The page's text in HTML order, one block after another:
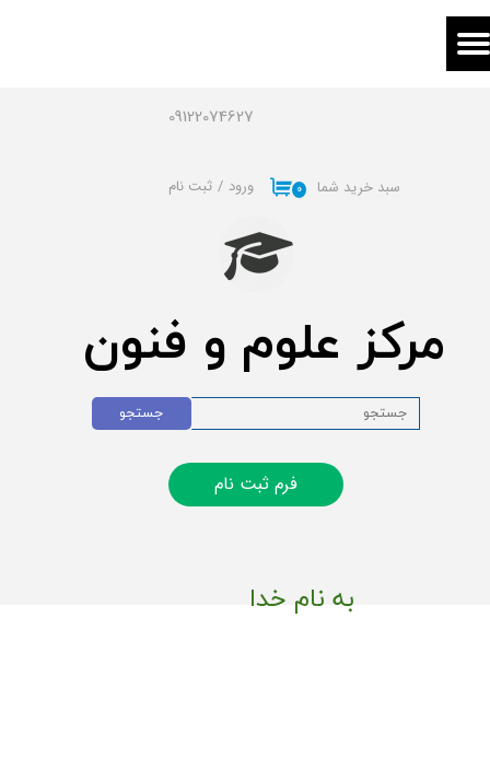
09122074627
مرکز علوم و فنون
۰ سبد خرید شما ورود / ثبت نام
حساب کاربری من
خروج از حساب کاربری
فرم ثبت نام
جستجو
به نام خدا